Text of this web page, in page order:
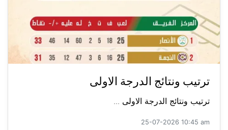
ترتيب ونتائج الدرجة الاولى
ترتيب ونتائج الدرجة الاولى ...
25-07-2026 10:45 am